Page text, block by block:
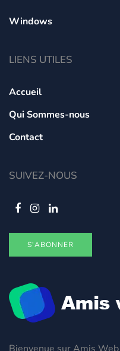
Bienvenue sur Amis
Windows
LIENS UTILES
Accueil
Qui Sommes-nous
Contact
SUIVEZ-NOUS
S'ABONNER